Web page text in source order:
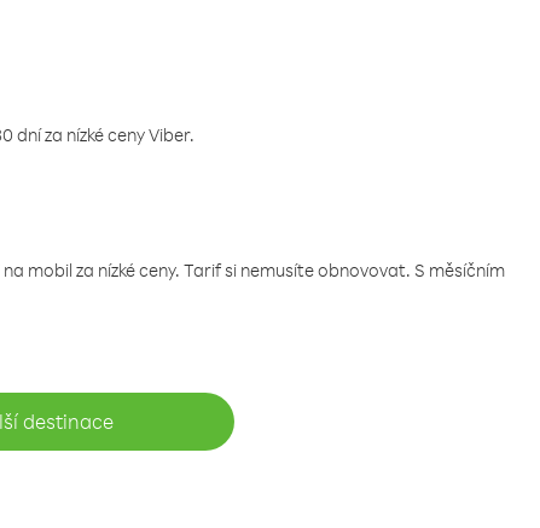
za nízké ceny Viber.
mobil za nízké ceny. Tarif si nemusíte obnovovat. S měsíčním
destinace